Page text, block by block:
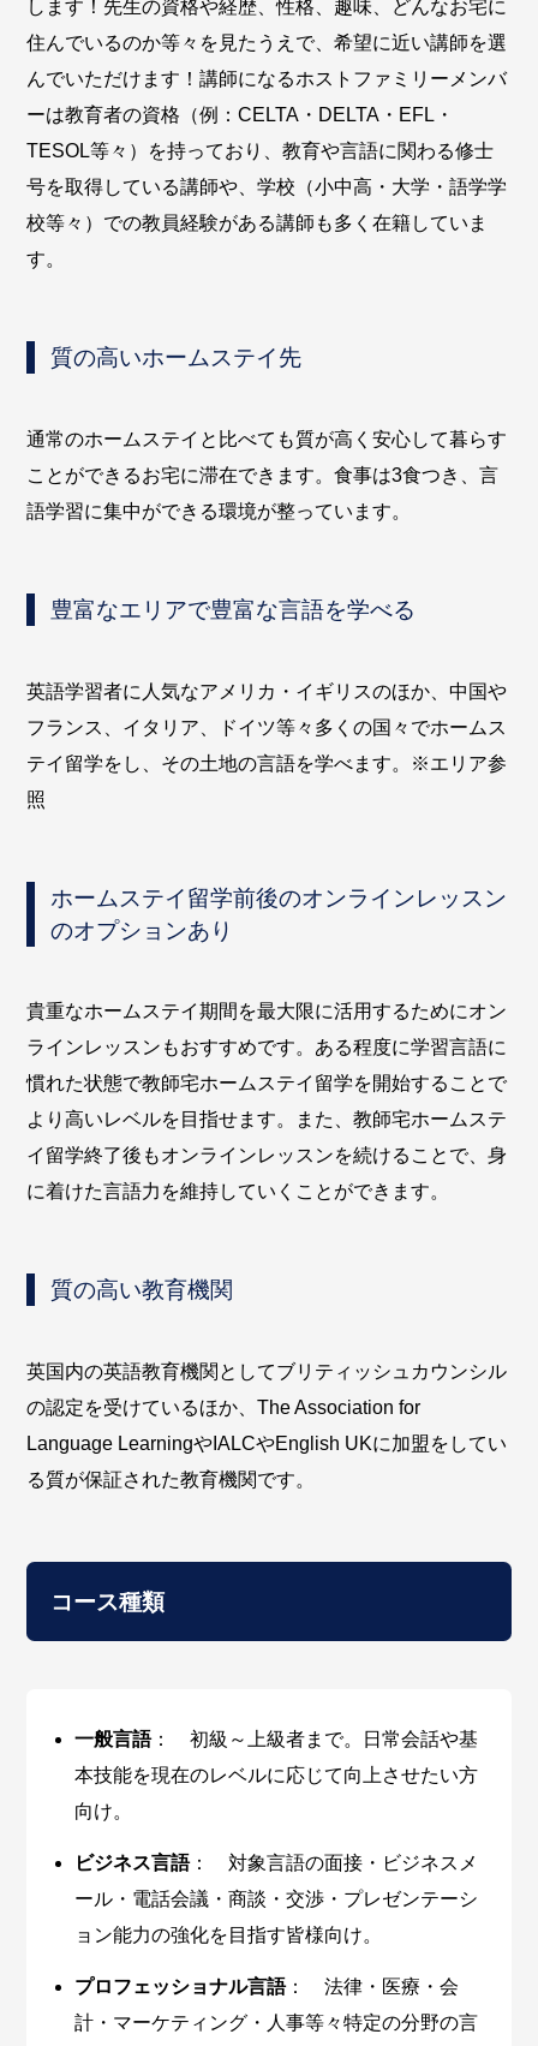
します！先生の資格や経歴、性格、趣味、どんなお宅に
住んでいるのか等々を見たうえで、希望に近い講師を選
んでいただけます！講師になるホストファミリーメンバ
ーは教育者の資格（例：CELTA・DELTA・EFL・
TESOL等々）を持っており、教育や言語に関わる修士
号を取得している講師や、学校（小中高・大学・語学学
校等々）での教員経験がある講師も多く在籍していま
す。
質の高いホームステイ先
通常のホームステイと比べても質が高く安心して暮らす
ことができるお宅に滞在できます。食事は3食つき、言
語学習に集中ができる環境が整っています。
豊富なエリアで豊富な言語を学べる
英語学習者に人気なアメリカ・イギリスのほか、中国や
フランス、イタリア、ドイツ等々多くの国々でホームス
テイ留学をし、その土地の言語を学べます。※エリア参
照
ホームステイ留学前後のオンラインレッスン
のオプションあり
貴重なホームステイ期間を最大限に活用するためにオン
ラインレッスンもおすすめです。ある程度に学習言語に
慣れた状態で教師宅ホームステイ留学を開始することで
より高いレベルを目指せます。また、教師宅ホームステ
イ留学終了後もオンラインレッスンを続けることで、身
に着けた言語力を維持していくことができます。
質の高い教育機関
英国内の英語教育機関としてブリティッシュカウンシル
の認定を受けているほか、The Association for
Language LearningやIALCやEnglish UKに加盟をしてい
る質が保証された教育機関です。
コース種類
一般言語： 初級～上級者まで。日常会話や基
本技能を現在のレベルに応じて向上させたい方
向け。
ビジネス言語： 対象言語の面接・ビジネスメ
ール・電話会議・商談・交渉・プレゼンテーシ
ョン能力の強化を目指す皆様向け。
プロフェッショナル言語： 法律・医療・会
計・マーケティング・人事等々特定の分野の言